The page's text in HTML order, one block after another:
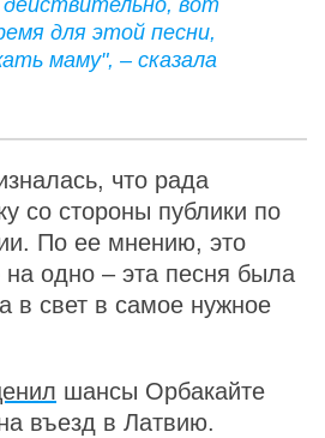
для этой песни,
маму", – сказала
что рада
со стороны публики по
По ее мнению, это
на одно – эта песня была
в свет в самое нужное
шансы Орбакайте
въезд в Латвию.